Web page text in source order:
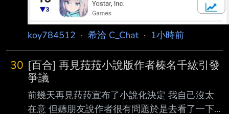
koy784512 · 希洽 C_Chat· 1小時前
30 [百合] 再見菈菈小說版作者榛名千紘引發
爭議
前幾天再見菈菈宣布了小說化決定 我自己沒太
在意 但聽朋友說作者很有問題於是去看了一下